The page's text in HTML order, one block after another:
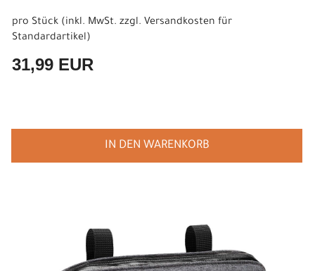
pro Stück (inkl. MwSt. zzgl. Versandkosten für
Standardartikel)
31,99 EUR
IN DEN WARENKORB